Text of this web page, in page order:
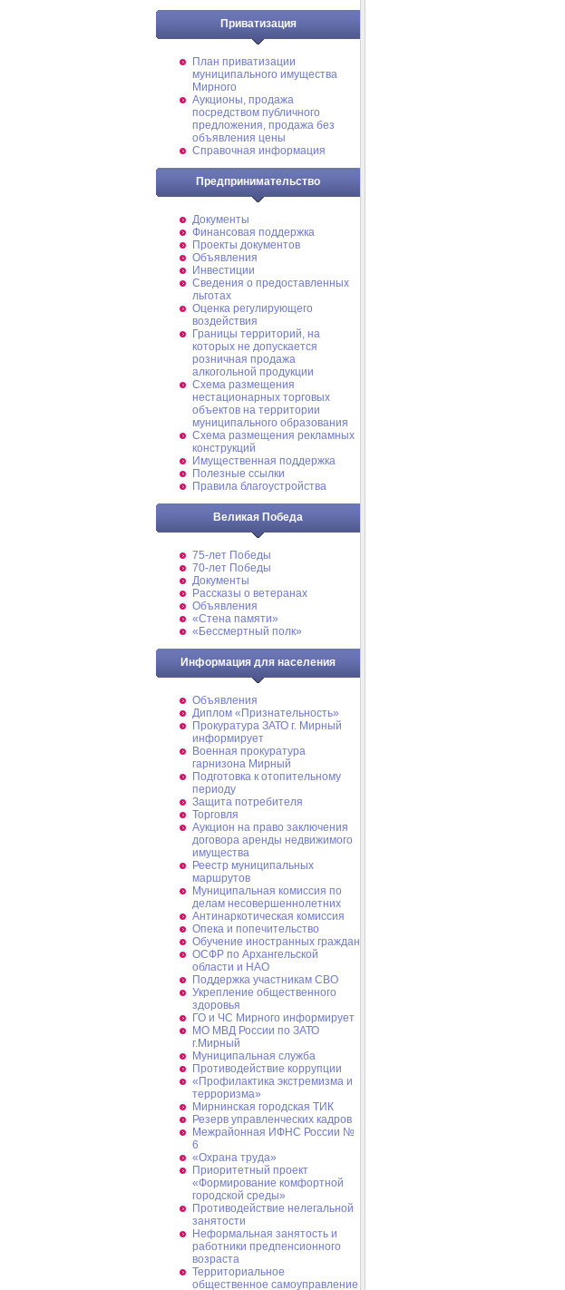
Приватизация
План приватизации
муниципального имущества
Мирного
Аукционы, продажа
посредством публичного
предложения, продажа без
объявления цены
Справочная информация
Предпринимательство
Документы
Финансовая поддержка
Проекты документов
Объявления
Инвестиции
Сведения о предоставленных
льготах
Оценка регулирующего
воздействия
Границы территорий, на
которых не допускается
розничная продажа
алкогольной продукции
Схема размещения
нестационарных торговых
объектов на территории
муниципального образования
Схема размещения рекламных
конструкций
Имущественная поддержка
Полезные ссылки
Правила благоустройства
Великая Победа
75-лет Победы
70-лет Победы
Документы
Рассказы о ветеранах
Объявления
«Стена памяти»
«Бессмертный полк»
Информация для населения
Объявления
Диплом «Признательность»
Прокуратура ЗАТО г. Мирный
информирует
Военная прокуратура
гарнизона Мирный
Подготовка к отопительному
периоду
Защита потребителя
Торговля
Аукцион на право заключения
договора аренды недвижимого
имущества
Реестр муниципальных
маршрутов
Муниципальная комиссия по
делам несовершеннолетних
Антинаркотическая комиссия
Опека и попечительство
Обучение иностранных граждан
ОСФР по Архангельской
области и НАО
Поддержка участникам СВО
Укрепление общественного
здоровья
ГО и ЧС Мирного информирует
МО МВД России по ЗАТО
г.Мирный
Муниципальная cлужба
Противодействие коррупции
«Профилактика экстремизма и
терроризма»
Мирнинская городская ТИК
Резерв управленческих кадров
Межрайонная ИФНС России №
6
«Охрана труда»
Приоритетный проект
«Формирование комфортной
городской среды»
Противодействие нелегальной
занятости
Неформальная занятость и
работники предпенсионного
возраста
Территориальное
общественное самоуправление